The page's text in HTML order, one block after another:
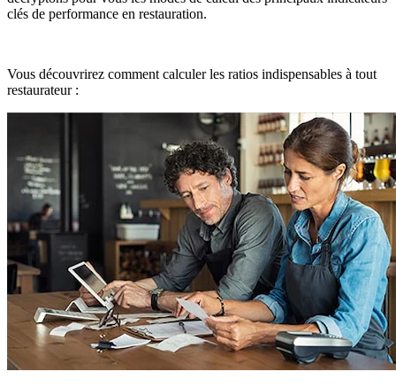
clés de performance en restauration.
Vous découvrirez comment calculer les ratios indispensables à tout
restaurateur :